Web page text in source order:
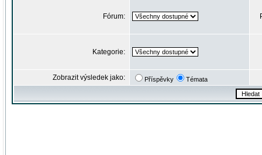
Fórum:
Kategorie:
Zobrazit výsledek jako: Příspěvky Témata